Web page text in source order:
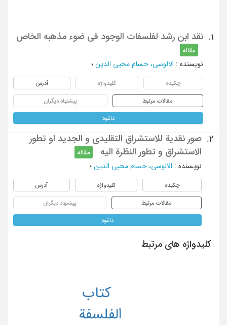
1. نقد ابن رشد لفلسفات الوجود فی ضوء مذهبه الخاص
مقاله
نویسنده : الالوسی، حسام محیی الدین ؛
چکیده کلیدواژه آدرس
مقالات مرتبط پیشنهاد دیگران
دانلود
2.
صور نقدیة للاستشراق التقلیدی و الجدید او تطور
الاستشراق و تطور النظرة الیه
مقاله
نویسنده : الالوسی، حسام محیی الدین ؛
چکیده کلیدواژه آدرس
مقالات مرتبط پیشنهاد دیگران
دانلود
کلیدواژه های مرتبط
الفلسفة
کتاب